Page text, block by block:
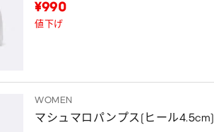
¥990
値下げ
WOMEN
マシュマロパンプス(ヒール4.5cm)